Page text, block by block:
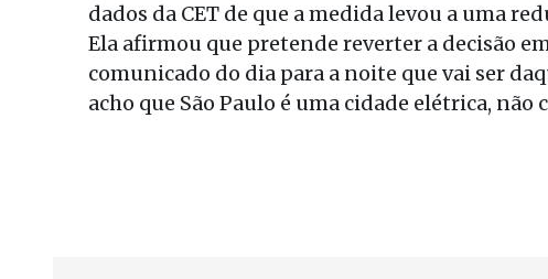
dados da CET de que a medida levou a uma
Ela afirmou que pretende reverter a decisão
comunicado do dia para a noite que vai ser
acho que São Paulo é uma cidade elétrica,